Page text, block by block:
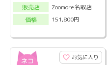
販売店
Zoomore名取店
価格
151,800円
お気に入り